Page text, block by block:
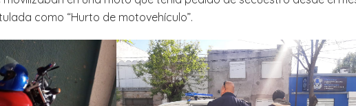
como “Hurto de motovehículo”.